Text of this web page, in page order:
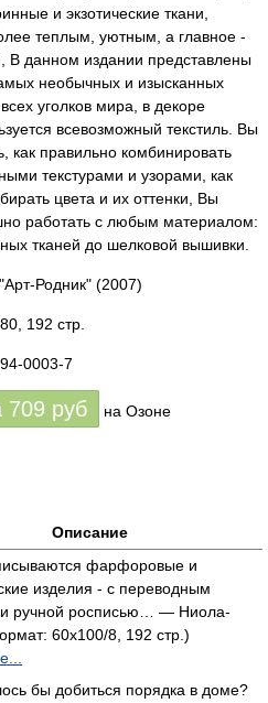
и экзотические ткани,
теплым, уютным, а главное -
В данном издании представлены
необычных и изысканных
уголков мира, в декоре
всевозможный текстиль. Вы
как правильно комбинировать
текстурами и узорами, как
цвета и их оттенки, Вы
работать с любым материалом:
тканей до шелковой вышивки.
Родник" (2007)
192 стр.
0003-7
709 руб на Озоне
Описание
фарфоровые и
изделия - с переводным
и ручной росписью… — Ниола-
60x100/8, 192 стр.)
бы добиться порядка в доме?